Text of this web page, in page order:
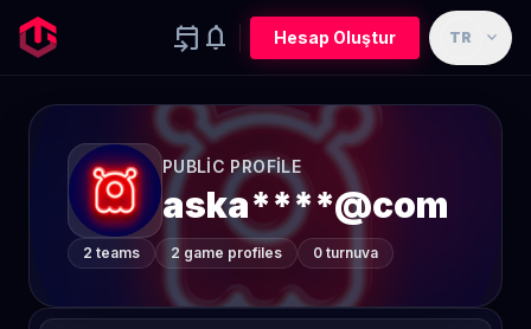
event_upcoming notifications Hesap Oluştur TR expand_more
PUBLIC PROFILE
aska****@com
2 teams 2 game profiles 0 turnuva